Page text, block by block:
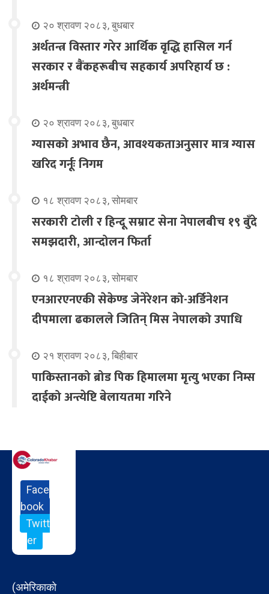
२० श्रावण २०८३, बुधबार
अर्थतन्त्र विस्तार गरेर आर्थिक वृद्धि हासिल गर्न
सरकार र बैंकहरूबीच सहकार्य अपरिहार्य छ :
अर्थमन्त्री
२० श्रावण २०८३, बुधबार
ग्यासको अभाव छैन, आवश्यकताअनुसार मात्र ग्यास
खरिद गर्नूः निगम
१८ श्रावण २०८३, सोमबार
सरकारी टोली र हिन्दू सम्राट सेना नेपालबीच १९ बुँदे
समझदारी, आन्दोलन फिर्ता
१८ श्रावण २०८३, सोमबार
एनआरएनएकी सेकेण्ड जेनेरेशन को-अर्डिनेशन
दीपमाला ढकालले जितिन् मिस नेपालको उपाधि
२१ श्रावण २०८३, बिहीबार
पाकिस्तानको ब्रोड पिक हिमालमा मृत्यु भएका निम्स
दाईको अन्त्येष्टि बेलायतमा गरिने
Face
book
Twitt
er
(अमेरिकाको